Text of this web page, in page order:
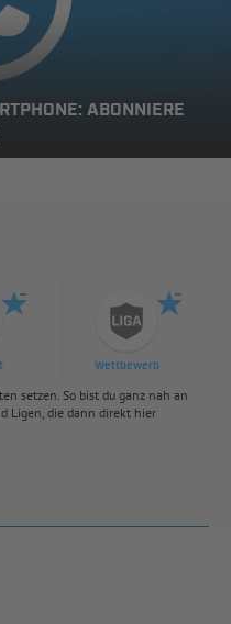
ABONNIERE
Wettbewerb
setzen. So bist du ganz nah an
Ligen, die dann direkt hier